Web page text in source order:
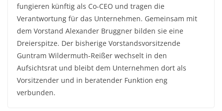
fungieren künftig als Co-CEO und tragen die
Verantwortung für das Unternehmen. Gemeinsam mit
dem Vorstand Alexander Bruggner bilden sie eine
Dreierspitze. Der bisherige Vorstandsvorsitzende
Guntram Wildermuth-Reißer wechselt in den
Aufsichtsrat und bleibt dem Unternehmen dort als
Vorsitzender und in beratender Funktion eng
verbunden.